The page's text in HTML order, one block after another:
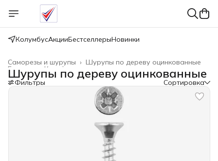
КолумбусАкцииБестселлерыНовинки
Шурупы по дереву оцинкованные
Саморезы и шурупы ›
Крепёжные изделия
Главная
Шурупы по дереву оцинкованные
Фильтры Сортировка